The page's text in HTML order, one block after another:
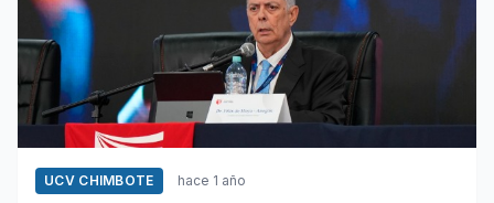
UCV CHIMBOTE hace 1 año